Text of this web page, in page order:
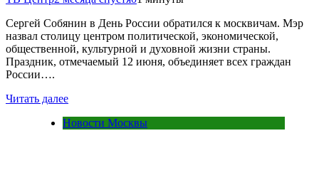
Сергей Собянин в День России обратился к москвичам. Мэр
назвал столицу центром политической, экономической,
общественной, культурной и духовной жизни страны.
Праздник, отмечаемый 12 июня, объединяет всех граждан
России….
Читать далее
Новости Москвы